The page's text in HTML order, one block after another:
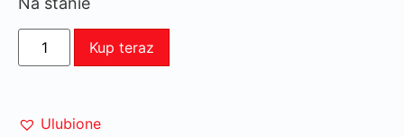
Kup teraz
Ulubione